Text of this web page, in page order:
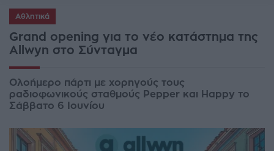
Αθλητικά
Grand οpening για το νέο κατάστημα της
Allwyn στο Σύνταγμα
Ολοήμερο πάρτι με χορηγούς τους
ραδιοφωνικούς σταθμούς Pepper και Happy το
Σάββατο 6 Ιουνίου